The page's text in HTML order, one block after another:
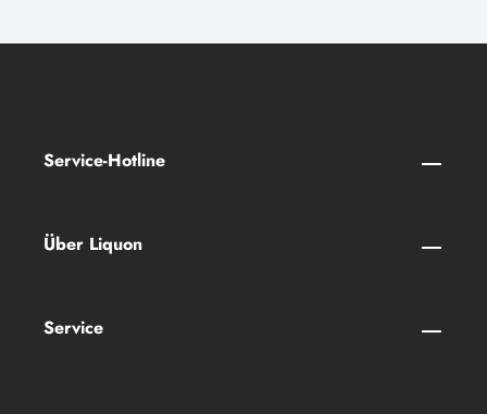
Service-Hotline
Über Liquon
Service